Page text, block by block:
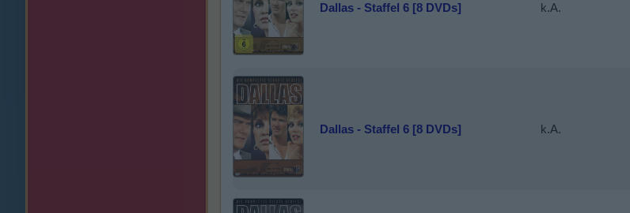
Dallas - Staffel 6 [8 DVDs] k.A.
Dallas - Staffel 6 [8 DVDs] k.A.